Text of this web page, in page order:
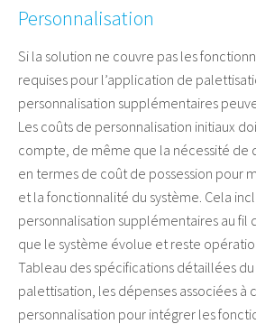
Personnalisation
Si la solution ne couvre pas les
requises pour l’application de
personnalisation supplémentaires
Les coûts de personnalisation initiaux
compte, de même que la nécessité de
en termes de coût de possession pour
et la fonctionnalité du système. Cela
personnalisation supplémentaires au fil
que le système évolue et reste
Tableau des spécifications détaillées
palettisation, les dépenses associées à
personnalisation pour intégrer les